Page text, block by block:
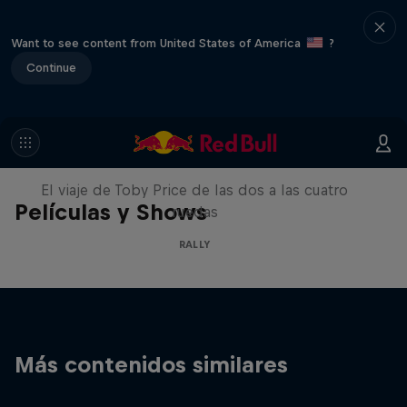
Want to see content from United States of America
?
Continue
Películas y Shows
Price to Dakar
El viaje de Toby Price de las dos a las cuatro
ruedas
RALLY
Más contenidos similares